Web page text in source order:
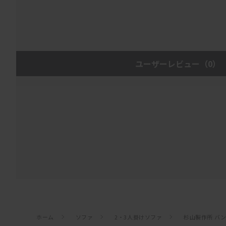
ユーザーレビュー （0）
ホーム ソファ 2・3人掛けソファ 杉山製作所 バ